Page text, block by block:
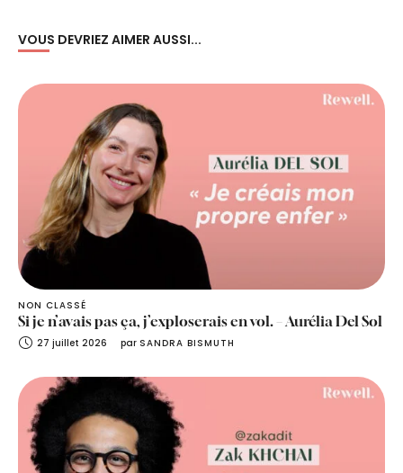
VOUS DEVRIEZ AIMER AUSSI...
NON CLASSÉ
Si je n’avais pas ça, j’exploserais en vol. – Aurélia Del Sol
27 juillet 2026 par SANDRA BISMUTH